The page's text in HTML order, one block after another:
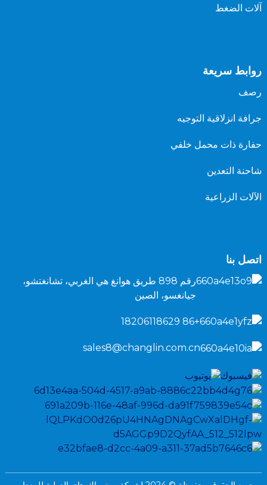
آلات الضغط
روابط سريعة
رصف
جرافة انزلاقية التوجيه
حفارة ذات محمل خلفي
شاحنة التعدين
الآلات الزراعية
اتصل بنا
رقم 898 طريق هوانغ هي الغربي، تشانغتشو،
جيانغسو، الصين
+86 18206118629
sales8@changlin.com.cn